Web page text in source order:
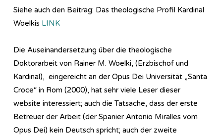
Siehe auch den Beitrag: Das theologische Profil Kardinal
Woelkis LINK
Die Auseinandersetzung über die theologische
Doktorarbeit von Rainer M. Woelki, (Erzbischof und
Kardinal), eingereicht an der Opus Dei Universität „Santa
Croce“ in Rom (2000), hat sehr viele Leser dieser
website interessiert; auch die Tatsache, dass der erste
Betreuer der Arbeit (der Spanier Antonio Miralles vom
Opus Dei) kein Deutsch spricht; auch der zweite